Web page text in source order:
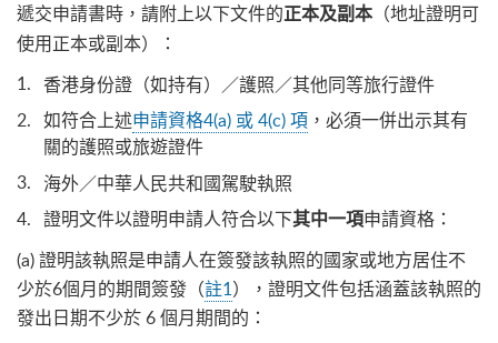
遞交申請書時， 請附上以下文件的 正本及副本
（地址證明可
使用正本或副本）：
香港身份證（如持有）
／護照 ／其他同等旅行證件
如符合上述申請資格4(a) 或 4(c) 項 ，必須一併出示其有
關的護照或旅遊證件
海外／中華人民共和國駕駛執照
證明文件以證明申請人符合以下其中一項申請資格：
(a) 證明該執照是申請人在簽發該執照的國家或地方居住不
少於6個月的期間簽發（註1），證明文件包括涵蓋該執照的
發出日期不少於 6 個月期間的：